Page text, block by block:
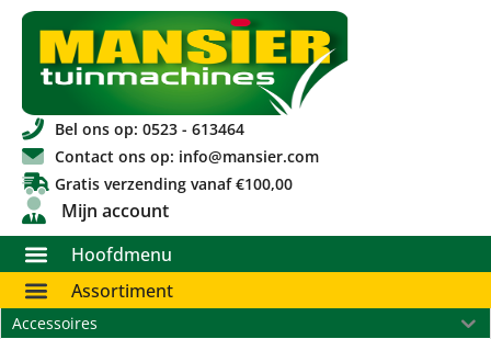
Bel ons op: 0523 - 613464
Contact ons op: info@mansier.com
Gratis verzending vanaf €100,00
Mijn account
Hoofdmenu
Assortiment
Accessoires